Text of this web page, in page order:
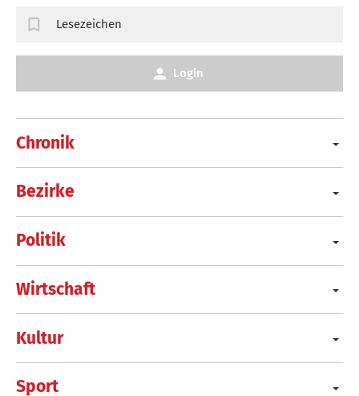
Chronik
Bezirke
Politik
Wirtschaft
Kultur
Sport
Lesezeichen
Login